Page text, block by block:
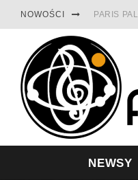
NOWOŚCI PARIS
TABULA
LESZEK
NEWSY